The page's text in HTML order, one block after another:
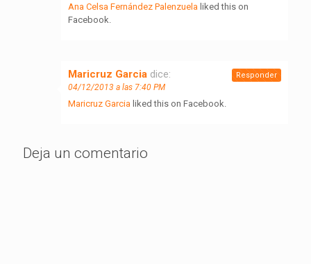
Ana Celsa Fernández Palenzuela liked this on
Facebook.
Maricruz Garcia dice:
04/12/2013 a las 7:40 PM
Maricruz Garcia liked this on Facebook.
Responder
Deja un comentario